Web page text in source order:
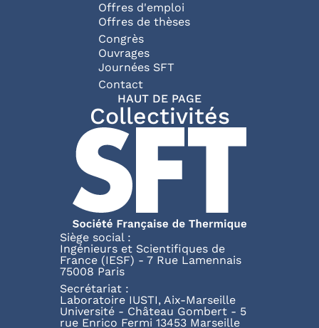
Offres d'emploi
Offres de thèses
Congrès
Ouvrages
Journées SFT
Pied de page
Contact
HAUT DE PAGE
Collectivités
Siège social :
Ingénieurs et Scientifiques de
France (IESF) - 7 Rue Lamennais
75008 Paris
Secrétariat :
Laboratoire IUSTI, Aix-Marseille
Université - Château Gombert - 5
rue Enrico Fermi 13453 Marseille